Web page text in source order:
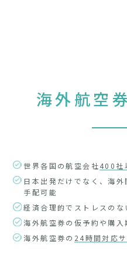
海外航空
世界各国の航空会社400社
日本出発だけでなく、海
手配可能
経済合理的でストレスの
海外航空券の仮予約や購
海外航空券の 24時間対応